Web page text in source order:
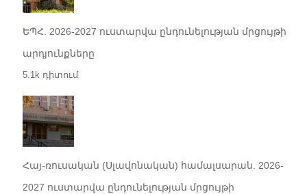
ԵՊՀ. 2026-2027 ուստարվա ընդունելության մրցույթի
արդյունքները
5.1k դիտում
Հայ-ռուսական (Սլավոնական) համալսարան. 2026-
2027 ուստարվա ընդունելության մրցույթի